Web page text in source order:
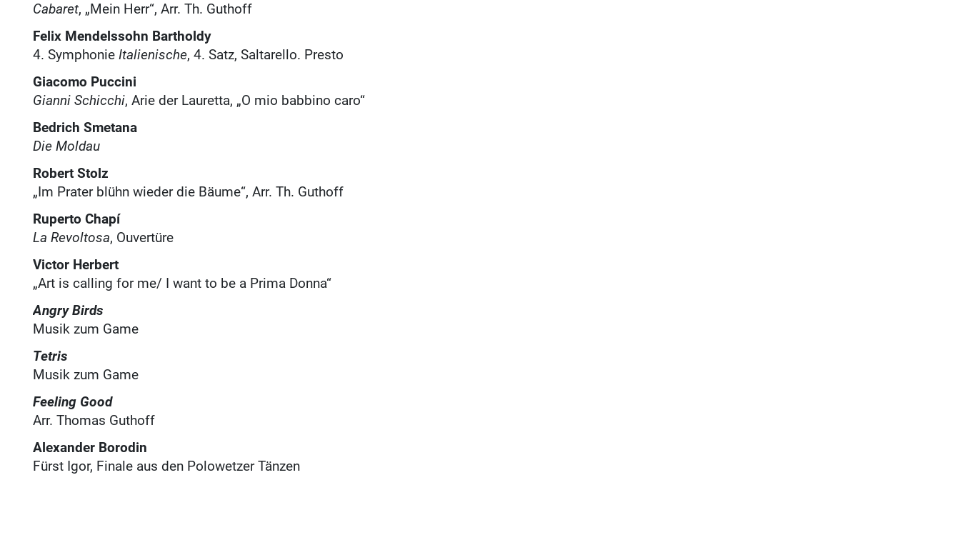
Cabaret, „Mein Herr“, Arr. Th. Guthoff
Felix Mendelssohn Bartholdy
4. Symphonie Italienische, 4. Satz, Saltarello. Presto
Giacomo Puccini
Gianni Schicchi, Arie der Lauretta, „O mio babbino caro“
Bedrich Smetana
Die Moldau
Robert Stolz
„Im Prater blühn wieder die Bäume“, Arr. Th. Guthoff
Ruperto Chapí
La Revoltosa, Ouvertüre
Victor Herbert
„Art is calling for me/ I want to be a Prima Donna“
Angry Birds
Musik zum Game
Tetris
Musik zum Game
Feeling Good
Arr. Thomas Guthoff
Alexander Borodin
Fürst Igor, Finale aus den Polowetzer Tänzen